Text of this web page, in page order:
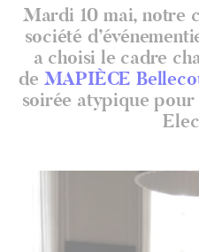
Mardi 10 mai, notre
société
a choisi le cadre
de MAPIÈCE
soirée atypique